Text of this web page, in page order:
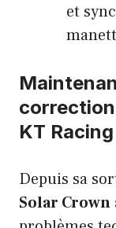
et
KT
Depuis sa
Solar Crown